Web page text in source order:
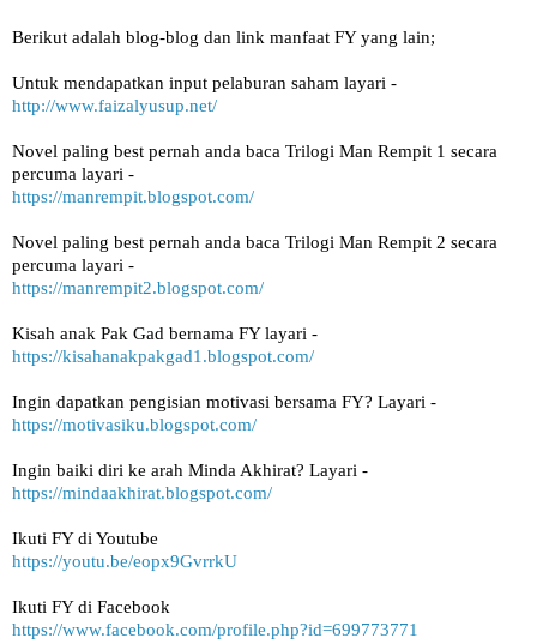
Berikut adalah blog-blog dan link manfaat FY yang lain;
Untuk mendapatkan input pelaburan saham layari -
http://www.faizalyusup.net/
Novel paling best pernah anda baca Trilogi Man Rempit 1 secara
percuma layari -
https://manrempit.blogspot.com/
Novel paling best pernah anda baca Trilogi Man Rempit 2 secara
percuma layari -
https://manrempit2.blogspot.com/
Kisah anak Pak Gad bernama FY layari -
https://kisahanakpakgad1.blogspot.com/
Ingin dapatkan pengisian motivasi bersama FY? Layari -
https://motivasiku.blogspot.com/
Ingin baiki diri ke arah Minda Akhirat? Layari -
https://mindaakhirat.blogspot.com/
Ikuti FY di Youtube
https://youtu.be/eopx9GvrrkU
Ikuti FY di Facebook
https://www.facebook.com/profile.php?id=699773771